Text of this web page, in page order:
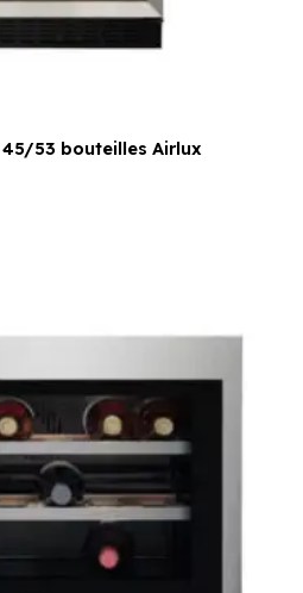
53 bouteilles Airlux
est :